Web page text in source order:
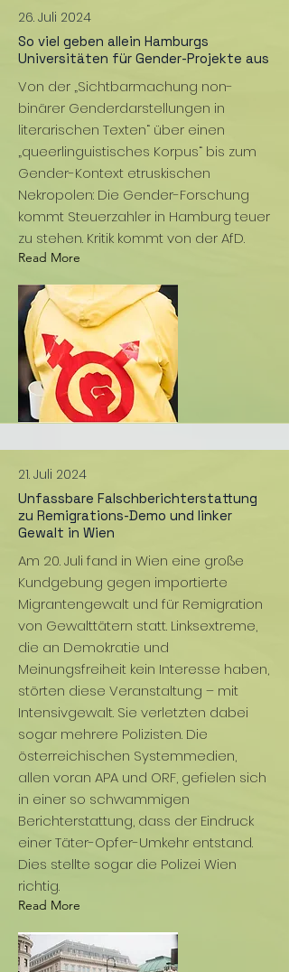
26. Juli 2024
So viel geben allein Hamburgs
Universitäten für Gender-Projekte aus
Von der „Sichtbarmachung non-
binärer Genderdarstellungen in
literarischen Texten“ über einen
„queerlinguistisches Korpus“ bis zum
Gender-Kontext etruskischen
Nekropolen: Die Gender-Forschung
kommt Steuerzahler in Hamburg teuer
zu stehen. Kritik kommt von der AfD.
Read More
21. Juli 2024
Unfassbare Falschberichterstattung
zu Remigrations-Demo und linker
Gewalt in Wien
Am 20. Juli fand in Wien eine große
Kundgebung gegen importierte
Migrantengewalt und für Remigration
von Gewalttätern statt. Linksextreme,
die an Demokratie und
Meinungsfreiheit kein Interesse haben,
störten diese Veranstaltung – mit
Intensivgewalt. Sie verletzten dabei
sogar mehrere Polizisten. Die
österreichischen Systemmedien,
allen voran APA und ORF, gefielen sich
in einer so schwammigen
Berichterstattung, dass der Eindruck
einer Täter-Opfer-Umkehr entstand.
Dies stellte sogar die Polizei Wien
richtig.
Read More